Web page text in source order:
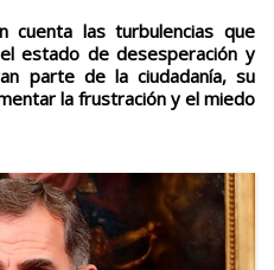
las turbulencias que
estado de desesperación y
parte de la ciudadanía, su
la frustración y el miedo